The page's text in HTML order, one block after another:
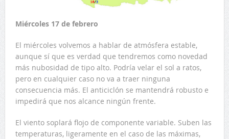
Miércoles 17 de febrero
El miércoles volvemos a hablar de atmósfera estable,
aunque sí que es verdad que tendremos como novedad
más nubosidad de tipo alto. Podría velar el sol a ratos,
pero en cualquier caso no va a traer ninguna
consecuencia más. El anticiclón se mantendrá robusto e
impedirá que nos alcance ningún frente.
El viento soplará flojo de componente variable. Suben las
temperaturas, ligeramente en el caso de las máximas,